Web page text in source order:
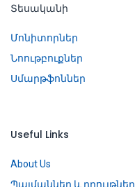
Տեսականի
Մոնիտորներ
Նոութբուքներ
Սմարթֆոններ
Useful Links
About Us
Պայմաններ և դրույթներ